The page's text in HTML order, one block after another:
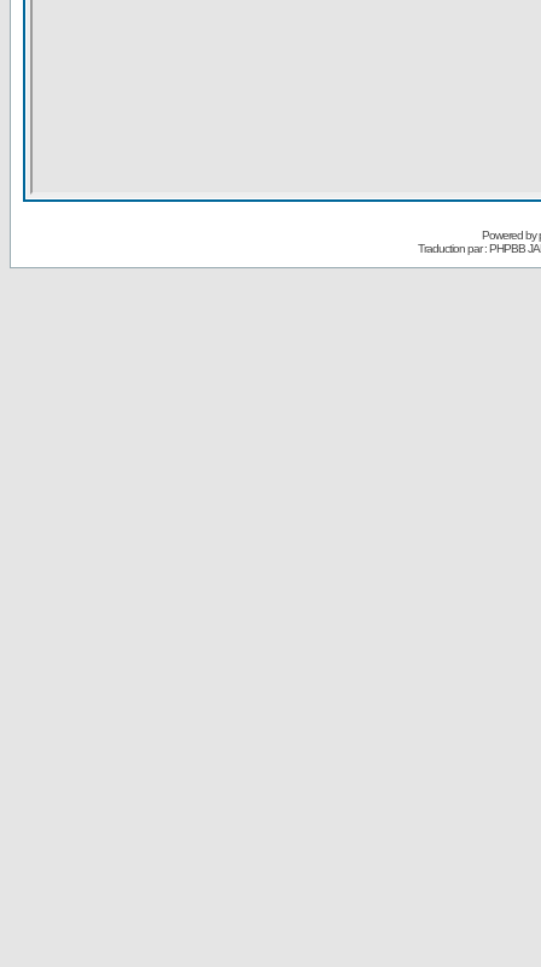
Powered by
Traduction par : PHPBB